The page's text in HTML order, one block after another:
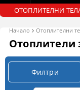
ОТОПЛИТЕЛНИ
Начало Отоплителни
Отоплители
Филтри